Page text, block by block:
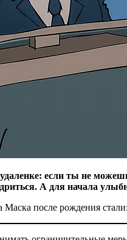
если ты не
А для начала
после рождения стали: